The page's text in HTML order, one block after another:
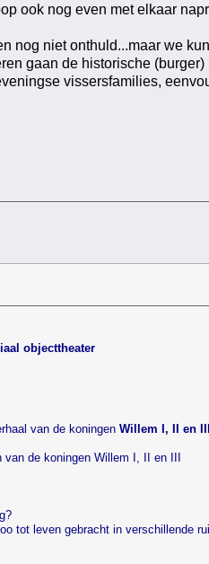
ook nog even met elkaar
nog niet onthuld...maar we
gaan de historische
vissersfamilies,
objecttheater
van de koningen Willem I, II en III
de koningen Willem I, II en III
tot leven gebracht in verschillende